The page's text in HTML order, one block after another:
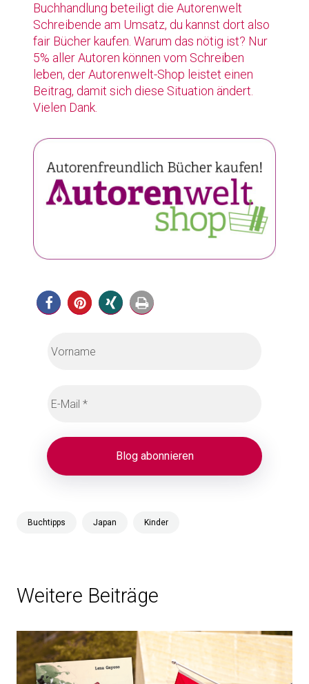
Buchhandlung beteiligt die Autorenwelt
Schreibende am Umsatz, du kannst dort also
fair Bücher kaufen. Warum das nötig ist? Nur
5% aller Autoren können vom Schreiben
leben, der Autorenwelt-Shop leistet einen
Beitrag, damit sich diese Situation ändert.
Vielen Dank.
Buchtipps Japan Kinder
Weitere Beiträge